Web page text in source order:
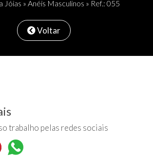
Jóias » Anéis Masculinos » Ref.: 055
Voltar
trabalho pelas redes sociais